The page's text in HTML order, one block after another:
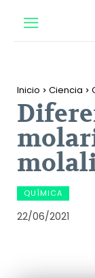
Inicio Ciencia
QUÍMICA
22/06/2021